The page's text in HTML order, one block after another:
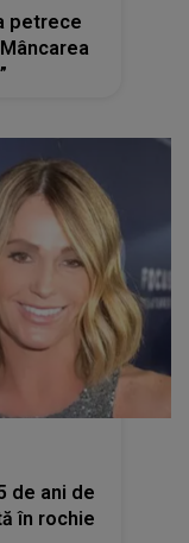
petrece
de ani de
în rochie